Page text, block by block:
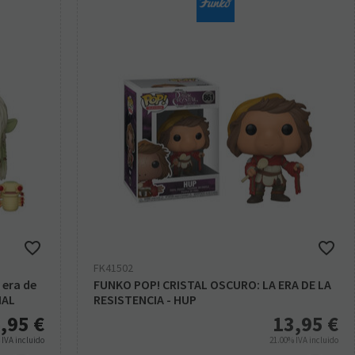
era de
€
IVA incluido
FK41502
FUNKO POP! CRISTAL OSCURO: LA ERA DE LA
RESISTENCIA - HUP
13,95 €
21.00% IVA incluido